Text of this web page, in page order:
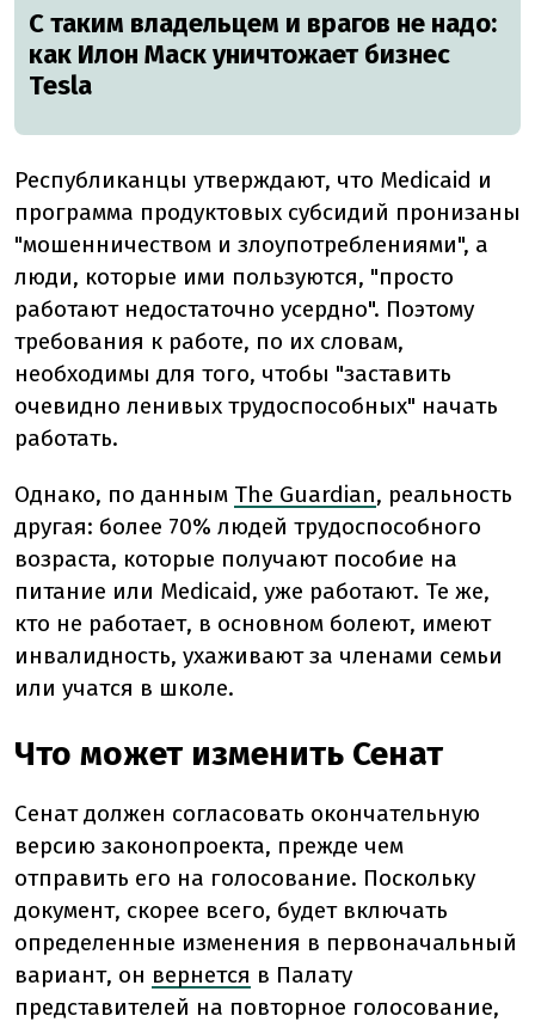
С таким владельцем и врагов не надо:
как Илон Маск уничтожает бизнес
Tesla
Республиканцы утверждают, что Medicaid и
программа продуктовых субсидий пронизаны
"мошенничеством и злоупотреблениями", а
люди, которые ими пользуются, "просто
работают недостаточно усердно". Поэтому
требования к работе, по их словам,
необходимы для того, чтобы "заставить
очевидно ленивых трудоспособных" начать
работать.
Однако, по данным The Guardian, реальность
другая: более 70% людей трудоспособного
возраста, которые получают пособие на
питание или Medicaid, уже работают. Те же,
кто не работает, в основном болеют, имеют
инвалидность, ухаживают за членами семьи
или учатся в школе.
Что может изменить Сенат
Сенат должен согласовать окончательную
версию законопроекта, прежде чем
отправить его на голосование. Поскольку
документ, скорее всего, будет включать
определенные изменения в первоначальный
вариант, он вернется в Палату
представителей на повторное голосование,